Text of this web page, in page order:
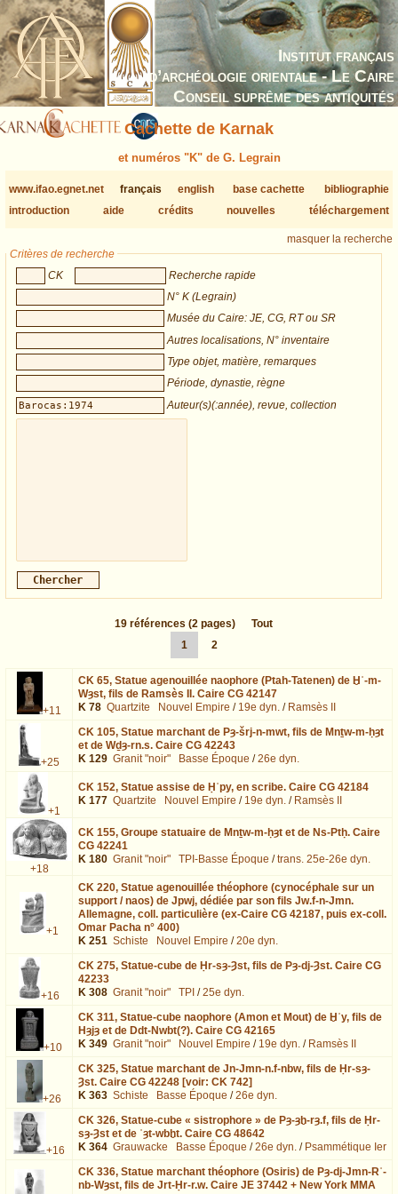
Institut français
d’archéologie orientale - Le Caire
Conseil suprême des antiquités
Cachette de Karnak
et numéros "K" de G. Legrain
www.ifao.egnet.net français english base cachette
bibliographie
introduction
aide crédits nouvelles téléchargement
masquer la recherche
Critères de recherche
CK
Recherche rapide
N° K (Legrain)
Musée du Caire: JE, CG, RT ou SR
Autres localisations, N° inventaire
Type objet, matière, remarques
Période, dynastie, règne
Auteur(s)(:année), revue, collection
19 références (2 pages)
Tout
1
2
+11
CK 65, Statue agenouillée naophore (Ptah-Tatenen) de Ḫʿ-m-
Wȝst, fils de Ramsès II. Caire CG 42147
K 78 Quartzite Nouvel Empire / 19e dyn. / Ramsès II
+25
CK 105, Statue marchant de Pȝ-šrj-n-mwt, fils de Mnṯw-m-ḥȝt
et de Wḏȝ-rn.s. Caire CG 42243
K 129 Granit "noir" Basse Époque /26e dyn.
+1
CK 152, Statue assise de Ḥʿpy, en scribe. Caire CG 42184
K 177 Quartzite Nouvel Empire / 19e dyn. / Ramsès II
+18
CK 155, Groupe statuaire de Mnṯw-m-ḥȝt et de Ns-Ptḥ. Caire
CG 42241
K 180 Granit "noir" TPI-Basse Époque /trans. 25e-26e dyn.
+1
CK 220, Statue agenouillée théophore (cynocéphale sur un
support / naos) de Jpwj, dédiée par son fils Jw.f-n-Jmn.
Allemagne, coll. particulière (ex-Caire CG 42187, puis ex-coll.
Omar Pacha n° 400)
K 251 Schiste Nouvel Empire /20e dyn.
+16
CK 275, Statue-cube de Ḥr-sȝ-Ȝst, fils de Pȝ-dj-Ȝst. Caire CG
42233
K 308 Granit "noir" TPI /25e dyn.
+10
CK 311, Statue-cube naophore (Amon et Mout) de Ḫʿy, fils de
Hȝjȝ et de Ddt-Nwbt(?). Caire CG 42165
K 349 Granit "noir" Nouvel Empire / 19e dyn. / Ramsès II
+26
CK 325, Statue marchant de Jn-Jmn-n.f-nbw, fils de Ḥr-sȝ-
Ȝst. Caire CG 42248 [voir: CK 742]
K 363 Schiste Basse Époque /26e dyn.
+16
CK 326, Statue-cube « sistrophore » de Pȝ-ȝḫ-rȝ.f, fils de Ḥr-
sȝ-Ȝst et de ʿȝt-wbḫt. Caire CG 48642
K 364 Grauwacke Basse Époque /26e dyn. / Psammétique Ier
CK 336, Statue marchant théophore (Osiris) de Pȝ-dj-Jmn-Rʿ-
nb-Wȝst, fils de Jrt-Ḥr-r.w. Caire JE 37442 + New York MMA